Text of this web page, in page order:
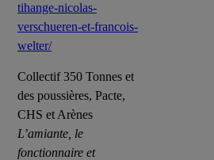
tihange-nicolas-
verschueren-et-francois-
welter/
Collectif 350 Tonnes et
des poussières, Pacte,
CHS et Arènes
L’amiante, le
fonctionnaire et